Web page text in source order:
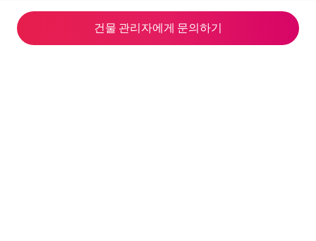
건물 관리자에게 문의하기